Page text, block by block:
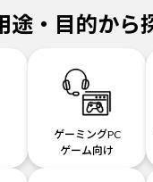
途・目的から
ゲーミングPC
ゲーム向け